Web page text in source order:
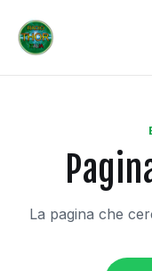
La pagina che